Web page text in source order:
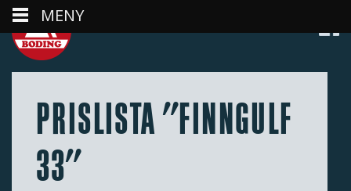
PRISLISTA "FINNGULF
33"
MENY